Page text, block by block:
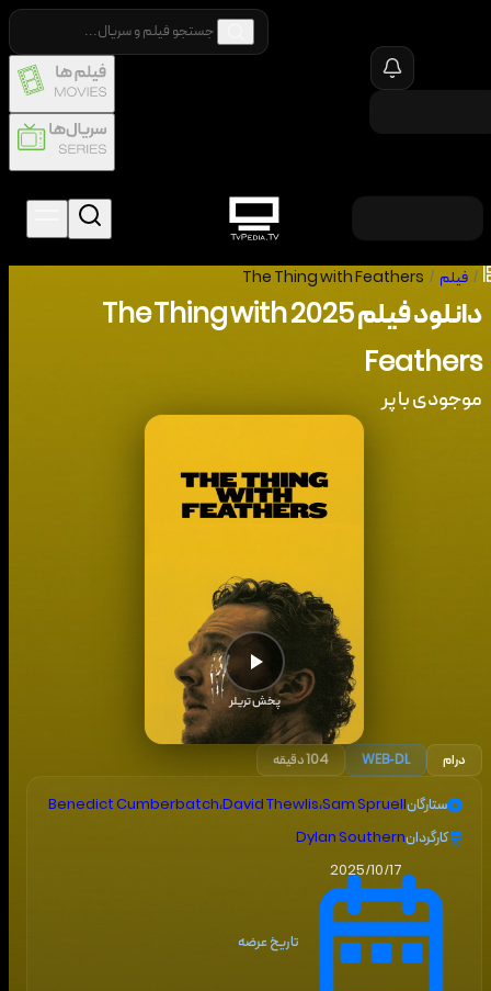
/ فیلم /
The Thing with Feathers
دانلود فیلم2025
The Thing with
Feathers
موجودی با پر
پخش تریلر
درام WEB-DL 104 دقیقه
ستارگان Benedict Cumberbatch،David Thewlis،Sam Spruell
کارگردانDylan Southern
تاریخ عرضه
2025/10/17